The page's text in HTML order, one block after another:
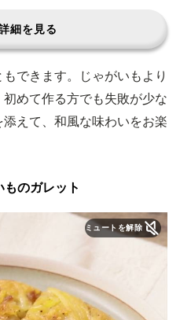
細を見る
できます。じゃがいもより
めて作る方でも失敗が少な
えて、和風な味わいをお楽
のガレット
ミュートを解除